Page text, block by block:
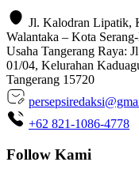
Jl. Kalodran Lipatik,
Walantaka – Kota
Usaha Tangerang Raya:
01/04, Kelurahan
Tangerang 15720
+62 821-1086-4778
Follow Kami